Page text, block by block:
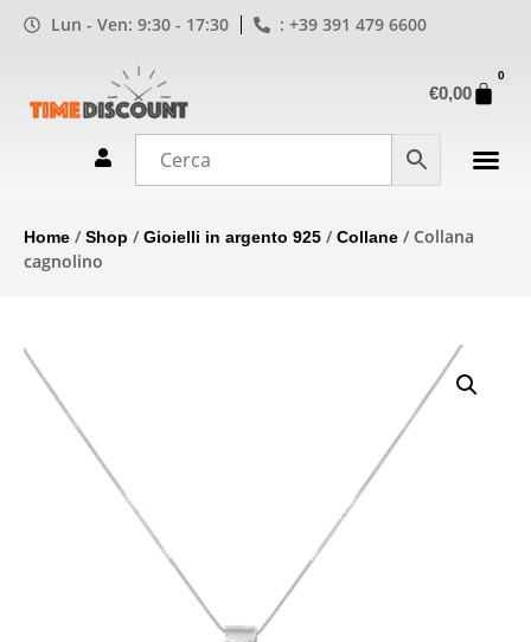
Lun - Ven: 9:30 - 17:30 : +39 391 479 6600
€0,00
0
Home /Shop /Gioielli in argento 925 /Collane / Collana
cagnolino